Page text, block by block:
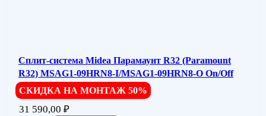
Сплит-система Midea Парамаунт R32 (Paramount
R32) MSAG1-09HRN8-I/MSAG1-09HRN8-O On/Off
СКИДКА НА МОНТАЖ 50%
31 590,00 ₽